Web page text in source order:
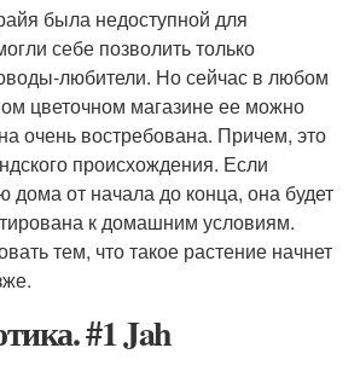
была недоступной для
себе позволить только
любители. Но сейчас в любом
цветочном магазине ее можно
очень востребована. Причем, это
происхождения. Если
дома от начала до конца, она будет
к домашним условиям.
тем, что такое растение начнет
#1 Jah